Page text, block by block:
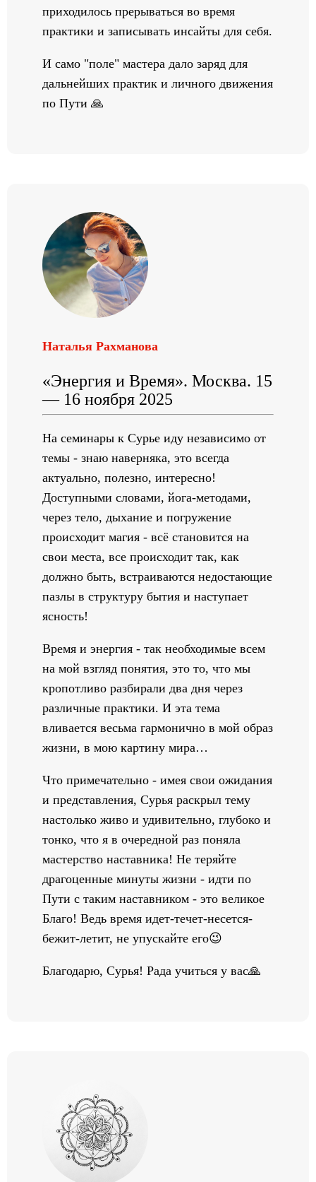
приходилось прерываться во время
практики и записывать инсайты для себя.
И само "поле" мастера дало заряд для
дальнейших практик и личного движения
по Пути 🙏
Наталья Рахманова
«Энергия и Время». Москва. 15
— 16 ноября 2025
На семинары к Сурье иду независимо от
темы - знаю наверняка, это всегда
актуально, полезно, интересно!
Доступными словами, йога-методами,
через тело, дыхание и погружение
происходит магия - всё становится на
свои места, все происходит так, как
должно быть, встраиваются недостающие
пазлы в структуру бытия и наступает
ясность!
Время и энергия - так необходимые всем
на мой взгляд понятия, это то, что мы
кропотливо разбирали два дня через
различные практики. И эта тема
вливается весьма гармонично в мой образ
жизни, в мою картину мира…
Что примечательно - имея свои ожидания
и представления, Сурья раскрыл тему
настолько живо и удивительно, глубоко и
тонко, что я в очередной раз поняла
мастерство наставника! Не теряйте
драгоценные минуты жизни - идти по
Пути с таким наставником - это великое
Благо! Ведь время идет-течет-несется-
бежит-летит, не упускайте его😉
Благодарю, Сурья! Рада учиться у вас🙏